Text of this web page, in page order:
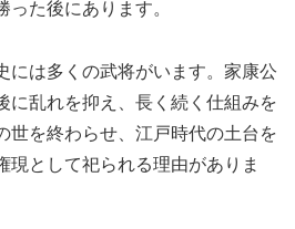
た後にあります。
には多くの武将がいます。家康公
に乱れを抑え、長く続く仕組みを
世を終わらせ、江戸時代の土台を
現として祀られる理由がありま